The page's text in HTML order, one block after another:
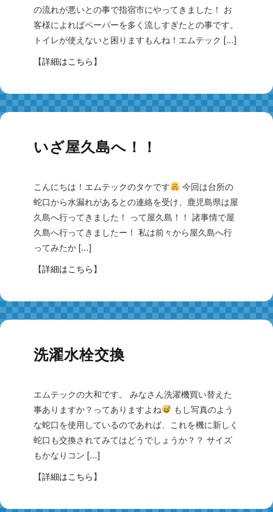
の流れが悪いとの事で指宿市にやってきました！ お
客様によればペーパーを多く流しすぎたとの事です。
トイレが使えないと困りますもんね！エムテック […]
【詳細はこちら 】
いざ屋久島へ！！
こんにちは！エムテックのタケです
今回は台所の
蛇口から水漏れがあるとの連絡を受け、鹿児島県は屋
久島へ行ってきました！ って屋久島！！ 諸事情で屋
久島へ行ってきましたー！ 私は前々から屋久島へ行
ってみたか […]
【詳細はこちら 】
洗濯水栓交換
エムテックの大和です。 みなさん洗濯機買い替えた
事ありますか？ってありますよね
もし写真のよう
な蛇口を使用しているのであれば、これを機に新しく
蛇口も交換されてみてはどうでしょうか？？ サイズ
もかなりコン […]
【詳細はこちら 】